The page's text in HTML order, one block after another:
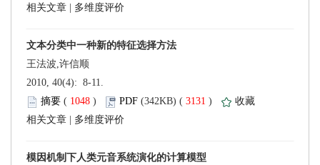
2010, 40(4): 8-11.
(
) 3131 )